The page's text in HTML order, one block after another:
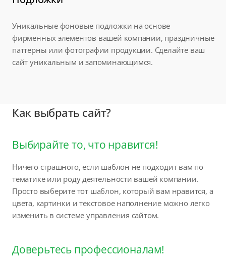
Уникальные фоновые подложки на основе
фирменных элементов вашей компании, праздничные
паттерны или фотографии продукции. Сделайте ваш
сайт уникальным и запоминающимся.
Как выбрать сайт?
Выбирайте то, что нравится!
Ничего страшного, если шаблон не подходит вам по
тематике или роду деятельности вашей компании.
Просто выберите тот шаблон, который вам нравится, а
цвета, картинки и текстовое наполнение можно легко
изменить в системе управления сайтом.
Доверьтесь профессионалам!